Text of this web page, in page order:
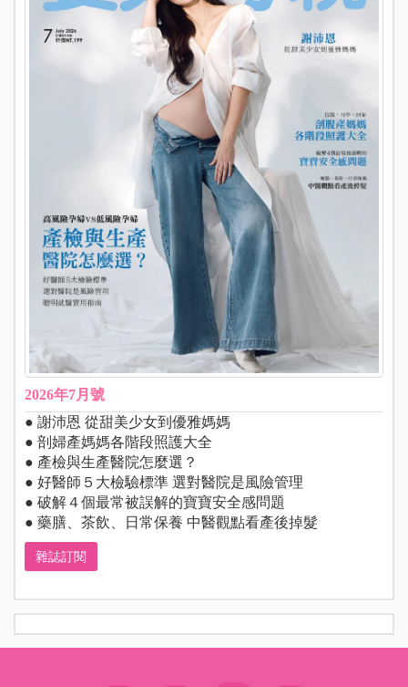
2026年7月號
● 謝沛恩 從甜美少女到優雅媽媽
● 剖婦產媽媽各階段照護大全
● 產檢與生產醫院怎麼選？
● 好醫師５大檢驗標準 選對醫院是風險管理
● 破解４個最常被誤解的寶寶安全感問題
● 藥膳、茶飲、日常保養 中醫觀點看產後掉髮
雜誌訂閱